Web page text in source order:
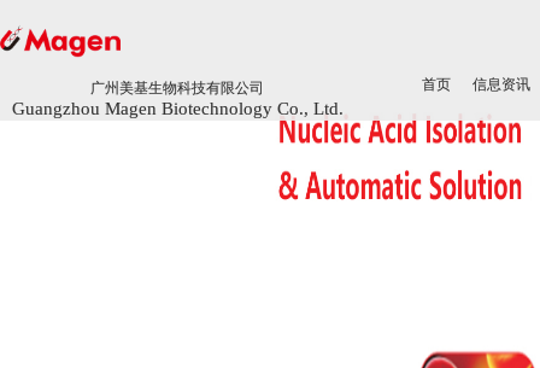
广州美基生物科技有限公司
Guangzhou Magen Biotechnology Co., Ltd.
首页 信息资讯
广州美基生物科技有限公司
Guangzhou Magen Biotechnology Co., Ltd.
首页 信息资讯